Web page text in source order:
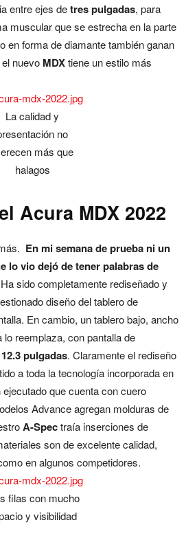
entre ejes detres pulgadas, para
muscular que se estrecha en la parte
en forma de diamante también ganan
nuevo MDXtiene un estilo más
La calidad y
no
más que
halagos
Acura MDX 2022
En mi semana de prueba ni un
lo vio dejó de tener palabras de
sido completamente rediseñado y
diseño del tablero de
En cambio, un tablero bajo, ancho
reemplaza, con pantalla de
12.3 pulgadas. Claramente el rediseño
a toda la tecnología incorporada en
que cuenta con cuero
Advance agregan molduras de
A-Spectraía inserciones de
son de excelente calidad,
en algunos competidores.
filas con mucho
y visibilidad